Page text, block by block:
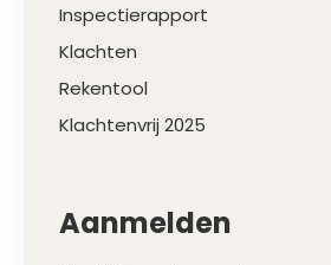
Inspectierapport
Klachten
Rekentool
Klachtenvrij 2025
Aanmelden